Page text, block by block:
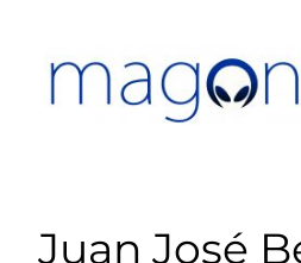
contenido
Juan José